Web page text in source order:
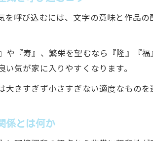
を呼び込むには、文字の意味と作品
や『寿』、繁栄を望むなら『隆』『
気が家に入りやすくなります。
大きすぎず小さすぎない適度なもの
係とは何か